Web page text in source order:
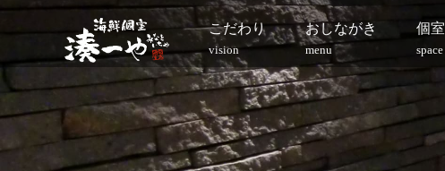
こだわり
vision
おしながき
menu
個室
space